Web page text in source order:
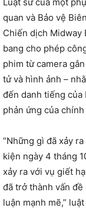
Luật sư của một
quan và Bảo vệ
Chiến dịch Midway
bang cho phép
phim từ camera
tử và hình ảnh –
đến danh tiếng của
phản ứng của
“Những gì đã xảy
kiện ngày 4 tháng
xảy ra với vụ giết
đã trở thành vấn
luận mạnh mẽ,”